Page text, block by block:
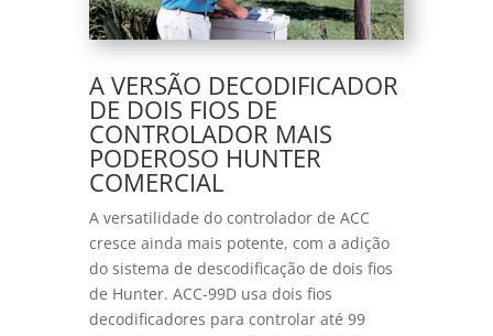
A VERSÃO DECODIFICADOR
DE DOIS FIOS DE
CONTROLADOR MAIS
PODEROSO HUNTER
COMERCIAL
A versatilidade do controlador de ACC
cresce ainda mais potente, com a adição
do sistema de descodificação de dois fios
de Hunter. ACC-99D usa dois fios
decodificadores para controlar até 99